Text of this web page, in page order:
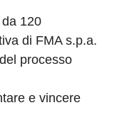
120
di FMA s.p.a.
processo
e vincere